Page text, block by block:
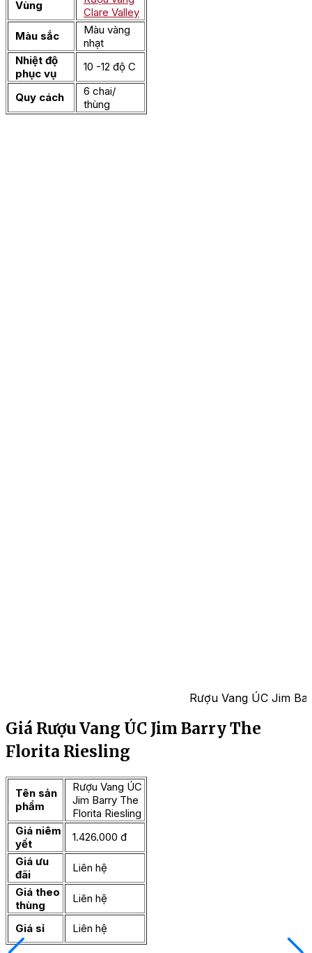
Vùng
Clare Valley
Màu sắc
Màu vàng
nhạt
Nhiệt độ
phục vụ
10 -12 độ C
Quy cách
6 chai/
thùng
Rượu Vang ÚC Jim
Giá Rượu Vang ÚC Jim Barry The
Florita Riesling
Tên sản
phẩm
Rượu Vang ÚC
Jim Barry The
Florita Riesling
Giá niêm
yết
1.426.000 đ
Giá ưu
đãi
Liên hệ
Giá theo
thùng
Liên hệ
Giá sỉ Liên hệ